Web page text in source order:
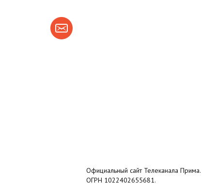
Официальный сайт Телеканала Прима.
ОГРН 1022402655681.